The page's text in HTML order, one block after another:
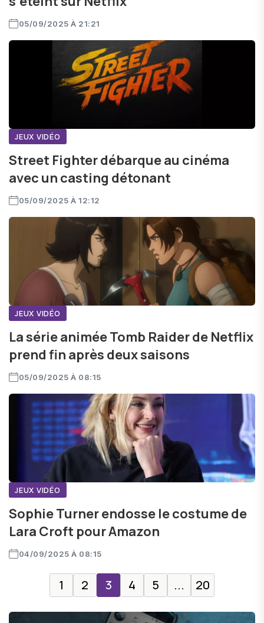
05/09/2025 À 21:21
JEUX VIDÉO
Street Fighter débarque au cinéma
avec un casting détonant
05/09/2025 À 12:12
JEUX VIDÉO
La série animée Tomb Raider de Netflix
prend fin après deux saisons
05/09/2025 À 08:15
JEUX VIDÉO
Sophie Turner endosse le costume de
Lara Croft pour Amazon
04/09/2025 À 08:15
1 2 3 4 5 ... 20